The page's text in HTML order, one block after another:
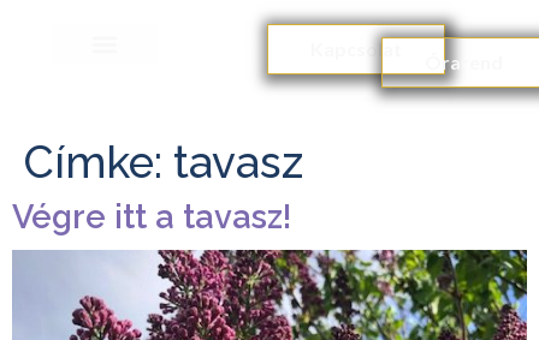
Órarend
Címke: tavasz
Végre itt a tavasz!